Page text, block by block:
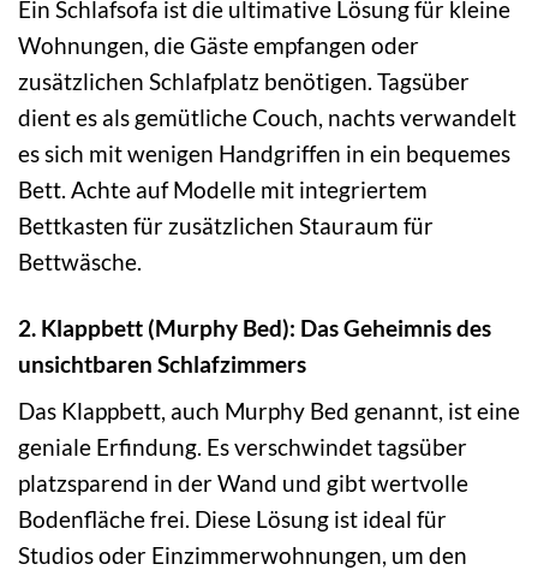
Ein Schlafsofa ist die ultimative Lösung für kleine
Wohnungen, die Gäste empfangen oder
zusätzlichen Schlafplatz benötigen. Tagsüber
dient es als gemütliche Couch, nachts verwandelt
es sich mit wenigen Handgriffen in ein bequemes
Bett. Achte auf Modelle mit integriertem
Bettkasten für zusätzlichen Stauraum für
Bettwäsche.
2. Klappbett (Murphy Bed): Das Geheimnis des
unsichtbaren Schlafzimmers
Das Klappbett, auch Murphy Bed genannt, ist eine
geniale Erfindung. Es verschwindet tagsüber
platzsparend in der Wand und gibt wertvolle
Bodenfläche frei. Diese Lösung ist ideal für
Studios oder Einzimmerwohnungen, um den